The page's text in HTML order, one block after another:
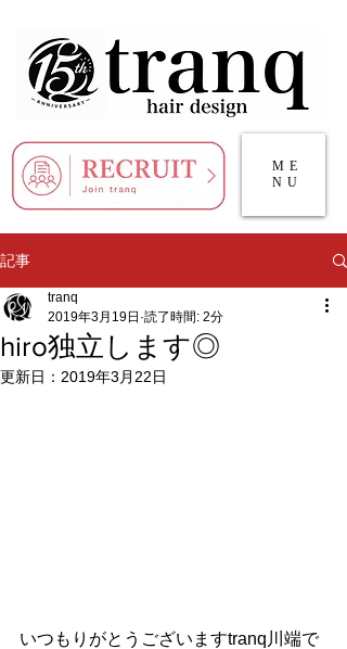
ME
NU
記事
hiro独立します◎
tranq
2019年3月19日 読了時間: 2分
更新日： 2019年3月22日
いつもりがとうございますtranq川端で